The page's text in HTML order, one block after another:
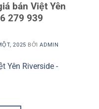
bán Việt Yên
279 939
2025 BỞIADMIN